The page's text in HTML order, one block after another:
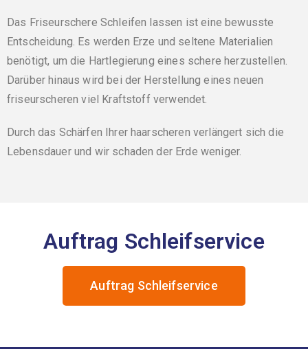
Das Friseurschere Schleifen lassen ist eine bewusste
Entscheidung. Es werden Erze und seltene Materialien
benötigt, um die Hartlegierung eines schere herzustellen.
Darüber hinaus wird bei der Herstellung eines neuen
friseurscheren viel Kraftstoff verwendet.
Durch das Schärfen Ihrer haarscheren verlängert sich die
Lebensdauer und wir schaden der Erde weniger.
Auftrag Schleifservice
Auftrag Schleifservice